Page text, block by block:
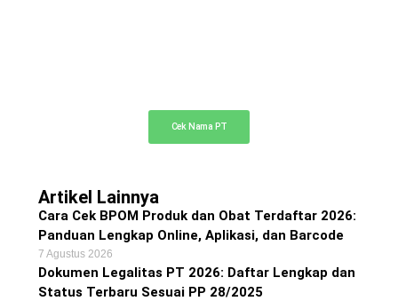
Cek Nama PT
Artikel Lainnya
Cara Cek BPOM Produk dan Obat Terdaftar 2026:
Panduan Lengkap Online, Aplikasi, dan Barcode
7 Agustus 2026
Dokumen Legalitas PT 2026: Daftar Lengkap dan
Status Terbaru Sesuai PP 28/2025